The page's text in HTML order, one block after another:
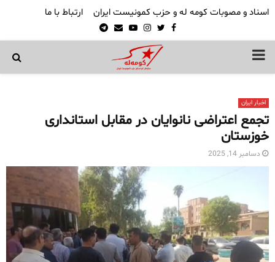
اسناد و مصوبات کومه له و حزب کمونیست ایران ارتباط با ما
Facebook
Twitter
Instagram
Youtube
Email
Telegram
PRIMARY
اخبار ایران
تجمع اعتراضی نانوایان در مقابل استانداری
خوزستان
دسامبر 14, 2025